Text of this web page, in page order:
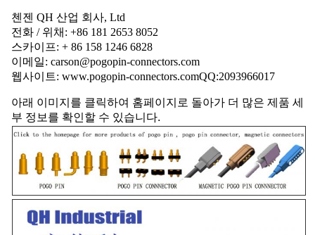
첸젠 QH 산업 회사, Ltd
전화 / 위채: +86 181 2653 8052
스카이프: + 86 158 1246 6828
이메일: carson@pogopin-connectors.com
웹사이트: www.pogopin-connectors.comQQ:2093966017
아래 이미지를 클릭하여 홈페이지로 돌아가 더 많은 제품 세
부 정보를 확인할 수 있습니다.